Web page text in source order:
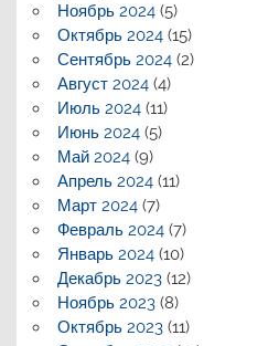
Ноябрь 2024(5)
Октябрь 2024(15)
Сентябрь 2024(2)
Август 2024(4)
Июль 2024(11)
Июнь 2024(5)
Май 2024(9)
Апрель 2024(11)
Март 2024(7)
Февраль 2024(7)
Январь 2024(10)
Декабрь 2023(12)
Ноябрь 2023(8)
Октябрь 2023(11)